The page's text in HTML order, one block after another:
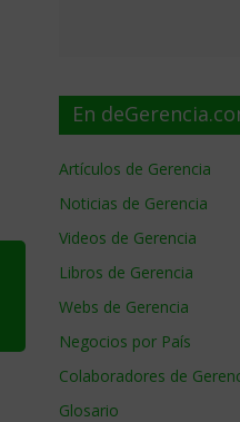
En
Artículos de Gerencia
Noticias de Gerencia
Videos de Gerencia
Libros de Gerencia
Webs de Gerencia
Negocios por País
Colaboradores de
Glosario